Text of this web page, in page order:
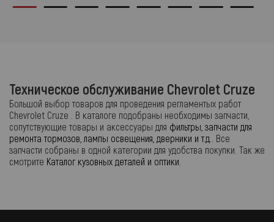
Техническое обслуживание Chevrolet Cruze
Большой выбор товаров для проведения регламентых работ
Chevrolet Cruze . В каталоге подобраны необходимы запчасти,
сопутствующие товары и аксессуары для фильтры, запчасти для
ремонта тормозов, лампы освещения, дверники и т.д.
. Все
запчасти собраны в одной категории для удобства покупки. Так же
смотрите Каталог кузовных деталей и оптики.